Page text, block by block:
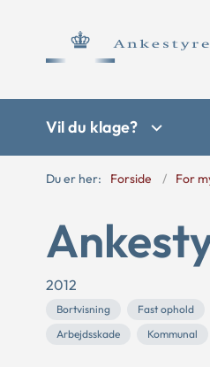
Vil du klage?
Du er her: Forside For
2012
Bortvisning Fast ophold
Arbejdsskade
Kommunal